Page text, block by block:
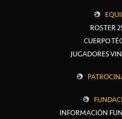
ROSTER
CUERPO
JUGADORES
INFORMACIÓN